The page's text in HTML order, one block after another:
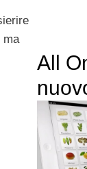
ma
All